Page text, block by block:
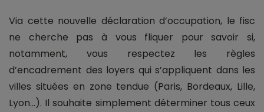
Via cette nouvelle déclaration d’occupation, le fisc
ne cherche pas à vous fliquer pour savoir si,
notamment, vous respectez les règles
d’encadrement des loyers qui s’appliquent dans les
villes situées en zone tendue (Paris, Bordeaux, Lille,
Lyon...). Il souhaite simplement déterminer tous ceux